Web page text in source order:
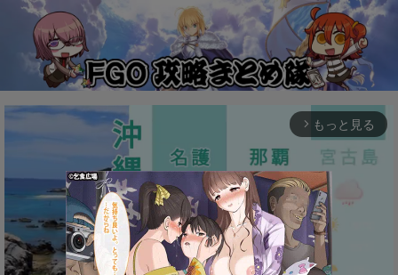
arrow_forward_ios もっと見る